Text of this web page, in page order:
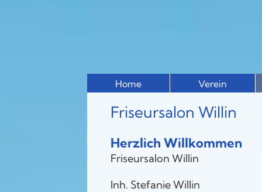
Home Verein
Friseursalon Willin
Herzlich Willkommen
Friseursalon Willin
Inh. Stefanie Willin